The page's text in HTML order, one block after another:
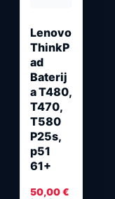
Lenovo
ThinkP
ad
Baterij
a T480,
T470,
T580
P25s,
p51
61+
50,00€